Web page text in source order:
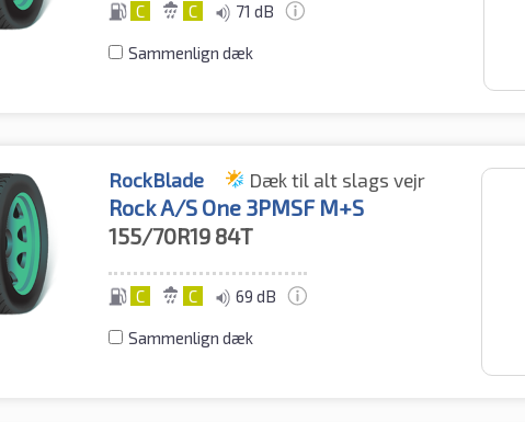
C C 71 dB
Sammenlign dæk
RockBlade Dæk til alt slags vejr
Rock A/S One 3PMSF M+S
155/70R19 84T
C C 69 dB
Sammenlign dæk